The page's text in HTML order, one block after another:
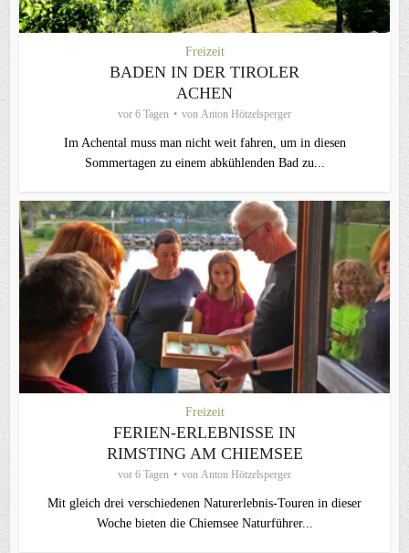
Freizeit
BADEN IN DER TIROLER
ACHEN
vor 6 Tagen von Anton Hötzelsperger
Im Achental muss man nicht weit fahren, um in diesen
Sommertagen zu einem abkühlenden Bad zu...
Freizeit
FERIEN-ERLEBNISSE IN
RIMSTING AM CHIEMSEE
vor 6 Tagen von Anton Hötzelsperger
Mit gleich drei verschiedenen Naturerlebnis-Touren in dieser
Woche bieten die Chiemsee Naturführer...